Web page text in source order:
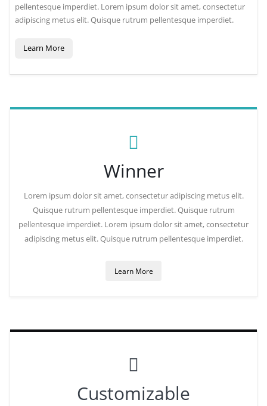
pellentesque imperdiet. Lorem ipsum dolor sit amet, consectetur
adipiscing metus elit. Quisque rutrum pellentesque imperdiet.
Learn More
Winner
Lorem ipsum dolor sit amet, consectetur adipiscing metus elit.
Quisque rutrum pellentesque imperdiet. Quisque rutrum
pellentesque imperdiet. Lorem ipsum dolor sit amet, consectetur
adipiscing metus elit. Quisque rutrum pellentesque imperdiet.
Learn More
Customizable